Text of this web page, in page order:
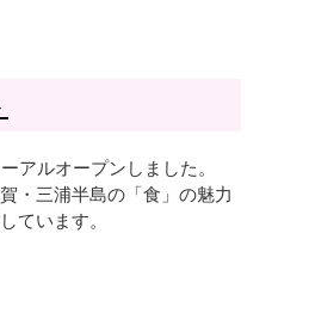
アルオープンしました。
・三浦半島の「食」の魅力
しています。